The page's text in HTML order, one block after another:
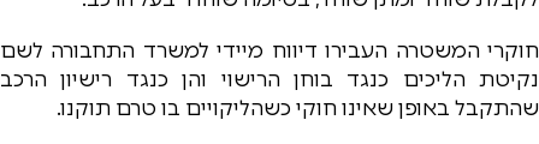
חוקרי המשטרה העבירו דיווח מיידי למשרד התחבורה לשם
נקיטת הליכים כנגד בוחן הרישוי והן כנגד רישיון הרכב
שהתקבל באופן שאינו חוקי כשהליקויים בו טרם תוקנו.